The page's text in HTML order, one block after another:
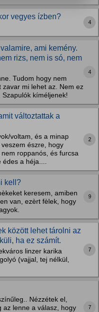
vegyes ízben?
4
ami kemény.
rizs, nem is só, nem
Tudom hogy nem
mi lehet az. Nem ez
kíméljenek!
4
változtattak a
voltam, és a minap
észre, hogy
roppanós, és furcsa
édes a héja....
2
kell?
keresem, amiben
van, ezèrt fèlek, hogy
9
között lehet tárolni az
ha ez számít.
linzer karika
(vajjal, tej nélkül,
7
Nézzétek el,
az lenne a válasz, hogy
7